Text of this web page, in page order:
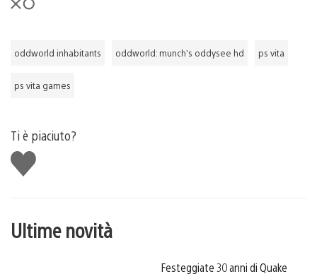
oddworld inhabitants oddworld: munch’s oddysee hd ps vita
ps vita games
Ti è piaciuto?
Mi
piace
Ultime novità
Festeggiate 30 anni di Quake